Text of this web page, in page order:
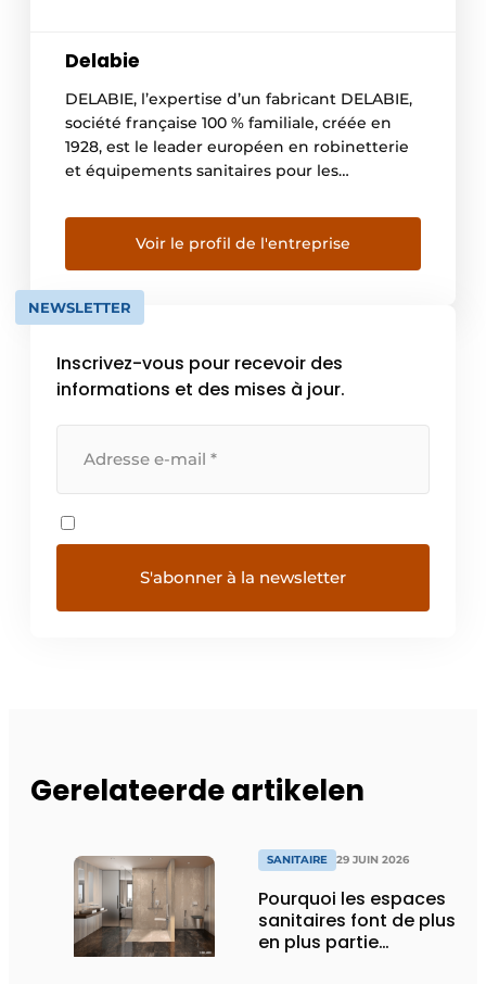
Delabie
DELABIE, l’expertise d’un fabricant DELABIE,
société française 100 % familiale, créée en
1928, est le leader européen en robinetterie
et équipements sanitaires pour les
propose une offre spécifique à ce marché
avec cinq gammes : Robinetteries pour lieux
publics, Robinetteries pour hôpitaux,
Accessibilité et Accessoires d’hygiène,
Appareils sanitaires Inox et […]
Voir le profil de l'entreprise
NEWSLETTER
Inscrivez-vous pour recevoir des
informations et des mises à jour.
Gerelateerde artikelen
SANITAIRE 29 JUIN 2026
Pourquoi les espaces
sanitaires font de plus
en plus partie